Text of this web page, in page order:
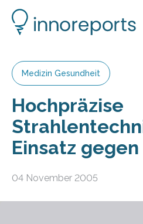
Medizin Gesundheit
Hochpräzise
Einsatz
04 November 2005